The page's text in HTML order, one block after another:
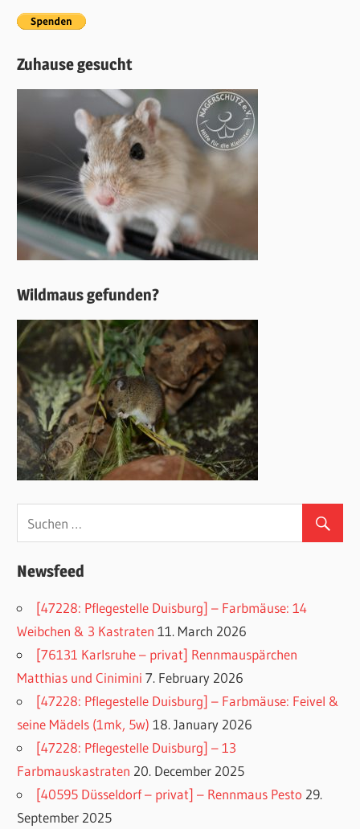
Zuhause gesucht
Wildmaus gefunden?
Newsfeed
[47228: Pflegestelle Duisburg] – Farbmäuse: 14
Weibchen & 3 Kastraten 11. March 2026
[76131 Karlsruhe – privat] Rennmauspärchen
Matthias und Cinimini 7. February 2026
[47228: Pflegestelle Duisburg] – Farbmäuse: Feivel &
seine Mädels (1mk, 5w) 18. January 2026
[47228: Pflegestelle Duisburg] – 13
Farbmauskastraten 20. December 2025
[40595 Düsseldorf – privat] – Rennmaus Pesto 29.
September 2025